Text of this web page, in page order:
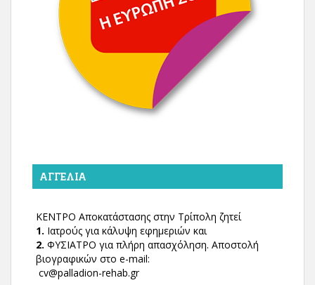
ΑΓΓΕΛΊΑ
ΚΕΝΤΡΟ Αποκατάστασης στην Τρίπολη ζητεί
1. Ιατρούς για κάλυψη εφημεριών και
2. ΦΥΣΙΑΤΡΟ για πλήρη απασχόληση. Αποστολή
βιογραφικών στο e-mail:
cv@palladion-rehab.gr